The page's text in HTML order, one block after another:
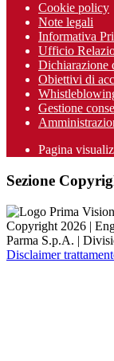
Cookie policy
Note legali
Informativa
Ufficio
Dichiarazione
Obiettivi di
Gestione
Pagina
Sezione
Copyright 2026 |
Parma S.p.A. |
Disclaimer